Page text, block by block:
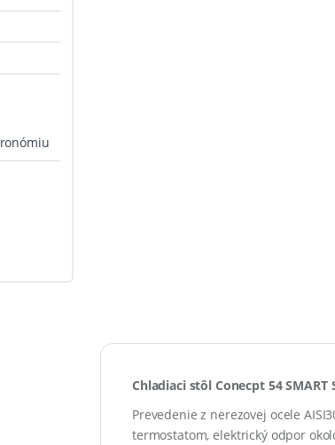
Chladiaci stôl Conecpt 54 SMART
Prevedenie z nerezovej ocele
termostatom,elektrický odpor